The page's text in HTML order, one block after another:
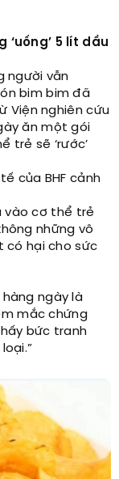
‘uống’ 5 lít dầu
người vẫn
bim bim đã
Viện nghiên cứu
ăn một gói
trẻ sẽ ‘rước’
của BHF cảnh
vào cơ thể trẻ
những vô
có hại cho sức
ngày là
mắc chứng
bức tranh